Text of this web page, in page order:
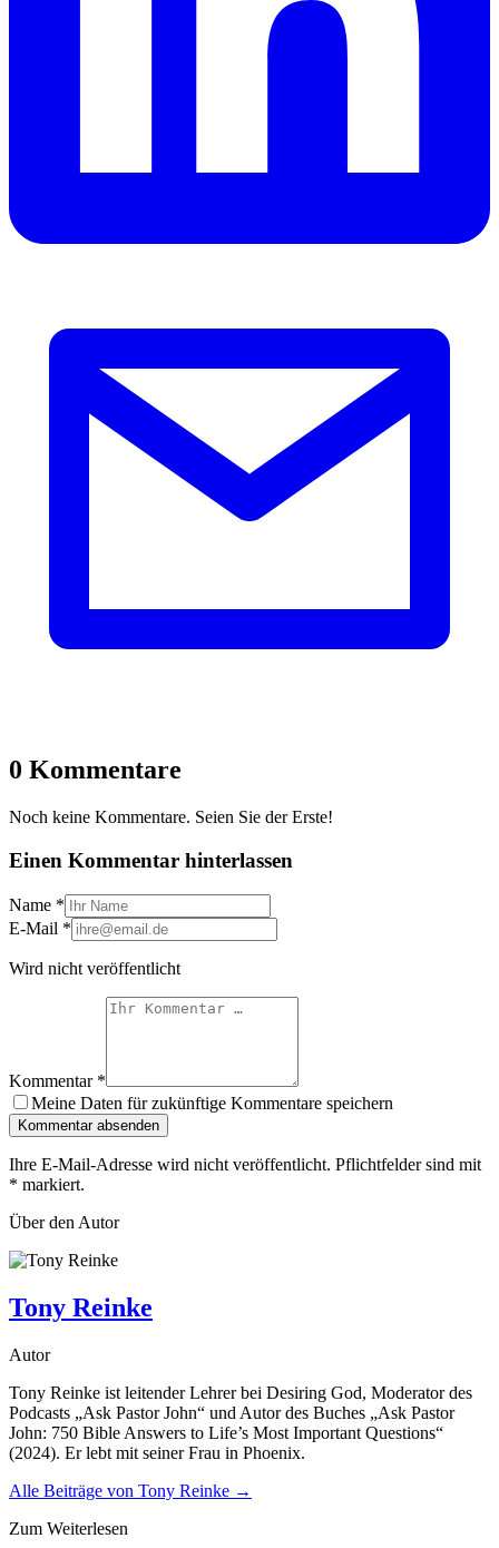
0 Kommentare
Noch keine Kommentare. Seien Sie der Erste!
Einen Kommentar hinterlassen
Name *
E-Mail *
Wird nicht veröffentlicht
Kommentar *
Meine Daten für zukünftige Kommentare speichern
Kommentar absenden
Ihre E-Mail-Adresse wird nicht veröffentlicht. Pflichtfelder sind mit
* markiert.
Über den Autor
Tony Reinke
Autor
Tony Reinke ist leitender Lehrer bei Desiring God, Moderator des
Podcasts „Ask Pastor John“ und Autor des Buches „Ask Pastor
John: 750 Bible Answers to Life’s Most Important Questions“
(2024). Er lebt mit seiner Frau in Phoenix.
Alle Beiträge von Tony Reinke →
Zum Weiterlesen